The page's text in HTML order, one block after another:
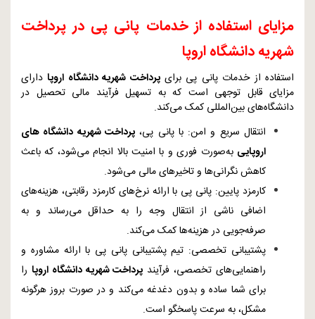
مزایای استفاده از خدمات پانی پی در پرداخت
شهریه دانشگاه اروپا
استفاده از خدمات پانی پی برایپرداخت شهریه دانشگاه اروپادارای
مزایای قابل توجهی است که به تسهیل فرآیند مالی تحصیل در
دانشگاه‌های بین‌المللی کمک می‌کند.
انتقال سریع و امن: با پانی پی،پرداخت شهریه دانشگاه‌ های
اروپایی به‌صورت فوری و با امنیت بالا انجام می‌شود، که باعث
کاهش نگرانی‌ها و تاخیرهای مالی می‌شود.
کارمزد پایین: پانی پی با ارائه نرخ‌های کارمزد رقابتی، هزینه‌های
اضافی ناشی از انتقال وجه را به حداقل می‌رساند و به
صرفه‌جویی در هزینه‌ها کمک می‌کند.
پشتیبانی تخصصی: تیم پشتیبانی پانی پی با ارائه مشاوره و
راهنمایی‌های تخصصی، فرآیند پرداخت شهریه دانشگاه اروپا را
برای شما ساده و بدون دغدغه می‌کند و در صورت بروز هرگونه
مشکل، به سرعت پاسخگو است.